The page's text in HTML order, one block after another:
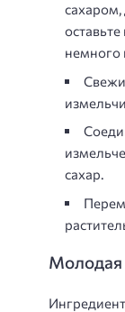
сахаром,
немного
сахар.
Молодая